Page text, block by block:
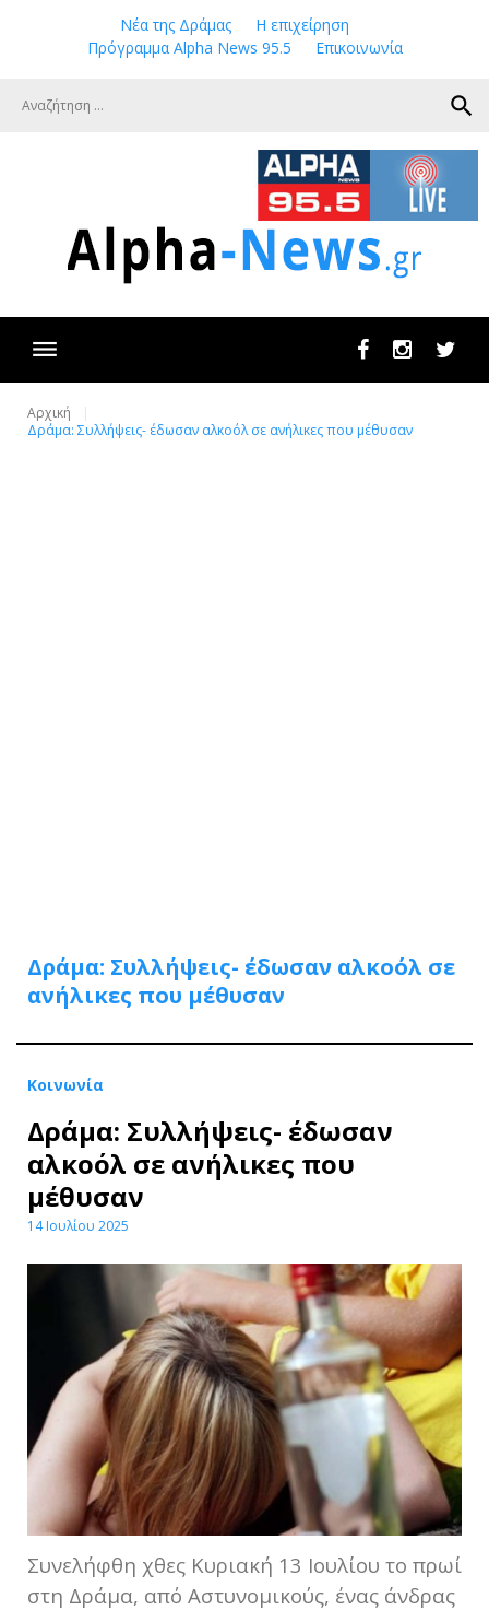
Νέα της Δράμας
Η επιχείρηση
Πρόγραμμα Alpha News 95.5
Επικοινωνία
search
FacebookInstagram
Αρχική
Δράμα: Συλλήψεις- έδωσαν αλκοόλ σε ανήλικες που μέθυσαν
Δράμα: Συλλήψεις- έδωσαν αλκοόλ σε
ανήλικες που μέθυσαν
Κοινωνία
Δράμα: Συλλήψεις- έδωσαν
αλκοόλ σε ανήλικες που
μέθυσαν
14 Ιουλίου 2025
Συνελήφθη χθες Κυριακή 13 Ιουλίου το πρωί
στη Δράμα, από Αστυνομικούς, ένας άνδρας